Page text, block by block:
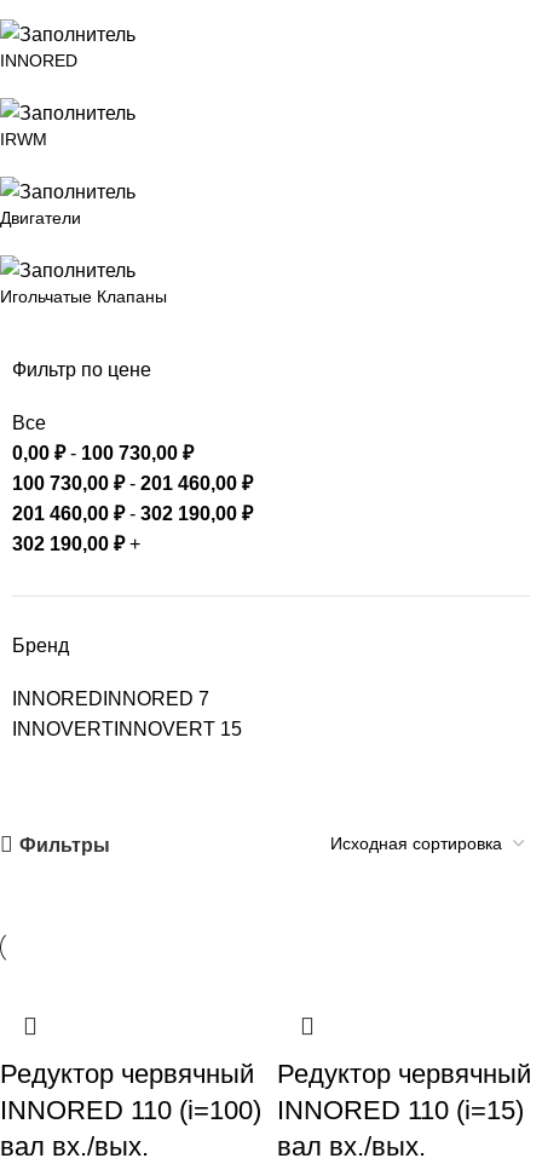
INNORED
IRWM
Двигатели
Игольчатые Клапаны
Фильтр по цене
Все
0,00 ₽- 100 730,00 ₽
100 730,00 ₽- 201 460,00 ₽
201 460,00 ₽- 302 190,00 ₽
302 190,00 ₽+
Бренд
INNORED INNORED 7
INNOVERT INNOVERT 15
Фильтры
Редуктор червячный
INNORED 110 (i=100)
вал вх./вых.
Редуктор червячный
INNORED 110 (i=15)
вал вх./вых.